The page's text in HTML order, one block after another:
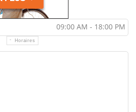
09:00 AM - 18:00 PM
Horaires